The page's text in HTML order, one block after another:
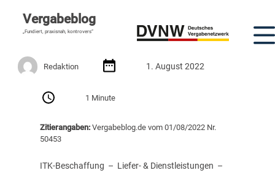
Vergabeblog
„Fundiert, praxisnah, kontrovers“
Redaktion 1. August 2022
1 Minute
Zitierangaben:Vergabeblog.de vom 01/08/2022 Nr.
50453
ITK-Beschaffung
  –
Liefer- & Dienstleistungen